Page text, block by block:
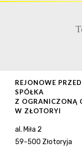
REJONOWE
SPÓŁKA
Z OGRANICZONĄ
W ZŁOTORYI
al. Miła 2
59-500 Złotoryja